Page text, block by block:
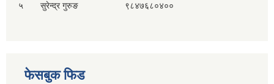
५ सुरेन्द्र गुरुङ ९८४७६८०४००
फेसबुक फिड